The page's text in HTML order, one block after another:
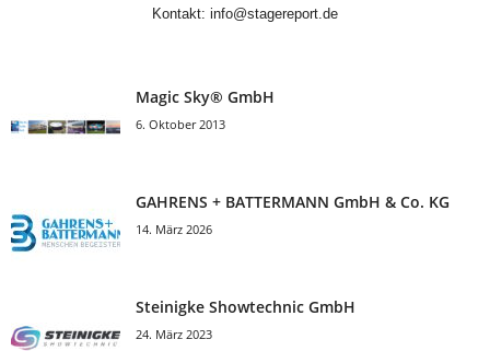
Kontakt: info@stagereport.de
Magic Sky® GmbH
6. Oktober 2013
GAHRENS + BATTERMANN GmbH & Co. KG
14. März 2026
Steinigke Showtechnic GmbH
24. März 2023